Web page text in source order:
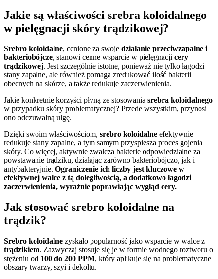
Jakie są właściwości srebra koloidalnego
w pielęgnacji skóry trądzikowej?
Srebro koloidalne, cenione za swoje działanie przeciwzapalne i
bakteriobójcze, stanowi cenne wsparcie w pielęgnacji cery
trądzikowej. Jest szczególnie istotne, ponieważ nie tylko łagodzi
stany zapalne, ale również pomaga zredukować ilość bakterii
obecnych na skórze, a także redukuje zaczerwienienia.
Jakie konkretnie korzyści płyną ze stosowania srebra koloidalnego
w przypadku skóry problematycznej? Przede wszystkim, przynosi
ono odczuwalną ulgę.
Dzięki swoim właściwościom, srebro koloidalne efektywnie
redukuje stany zapalne, a tym samym przyspiesza proces gojenia
skóry. Co więcej, aktywnie zwalcza bakterie odpowiedzialne za
powstawanie trądziku, działając zarówno bakteriobójczo, jak i
antybakteryjnie. Ograniczenie ich liczby jest kluczowe w
efektywnej walce z tą dolegliwością, a dodatkowo łagodzi
zaczerwienienia, wyraźnie poprawiając wygląd cery.
Jak stosować srebro koloidalne na
trądzik?
Srebro koloidalne zyskało popularność jako wsparcie w walce z
trądzikiem. Zazwyczaj stosuje się je w formie wodnego roztworu o
stężeniu od 100 do 200 PPM, który aplikuje się na problematyczne
obszary twarzy, szyi i dekoltu.